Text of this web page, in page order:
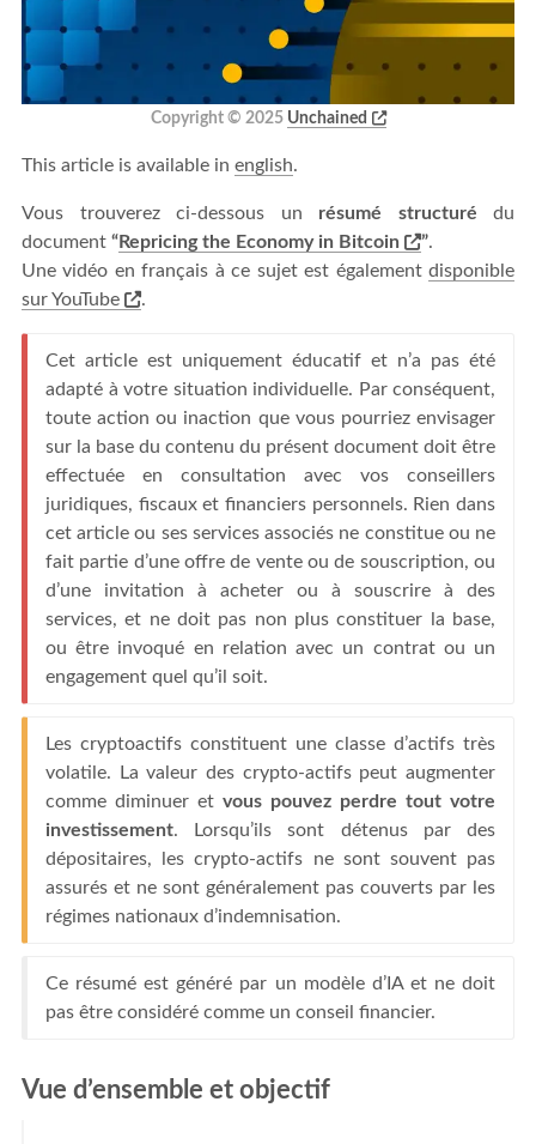
Copyright © 2025 Unchained
This article is available in english.
Vous trouverez ci-dessous un résumé structuré du
document “Repricing the Economy in Bitcoin ”.
Une vidéo en français à ce sujet est également disponible
sur YouTube
.
Cet article est uniquement éducatif et n’a pas été
adapté à votre situation individuelle. Par conséquent,
toute action ou inaction que vous pourriez envisager
sur la base du contenu du présent document doit être
effectuée en consultation avec vos conseillers
juridiques, fiscaux et financiers personnels. Rien dans
cet article ou ses services associés ne constitue ou ne
fait partie d’une offre de vente ou de souscription, ou
d’une invitation à acheter ou à souscrire à des
services, et ne doit pas non plus constituer la base,
ou être invoqué en relation avec un contrat ou un
engagement quel qu’il soit.
Les cryptoactifs constituent une classe d’actifs très
volatile. La valeur des crypto-actifs peut augmenter
comme diminuer et vous pouvez perdre tout votre
investissement. Lorsqu’ils sont détenus par des
dépositaires, les crypto-actifs ne sont souvent pas
assurés et ne sont généralement pas couverts par les
régimes nationaux d’indemnisation.
Ce résumé est généré par un modèle d’IA et ne doit
pas être considéré comme un conseil financier.
Vue d’ensemble et objectif